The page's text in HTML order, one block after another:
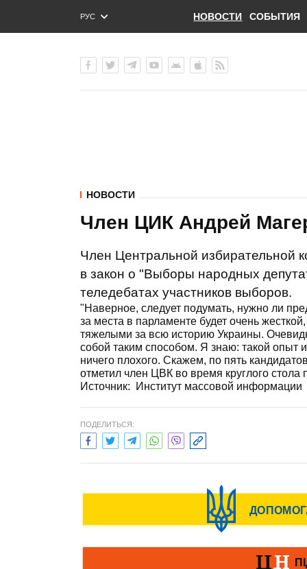
РУС
ENG
НОВОСТИ СОБЫТИЯ
НОВОСТИ
Член ЦИК Андрей
Член Центральной избирательной
в закон о "Выборы народных
теледебатах участников выборов.
"Наверное, следует подумать, нужно ли
за места в парламенте будет очень
тяжелыми за всю историю Украины.
собой таким способом. Я знаю: такой опыт
ничего плохого. Скажем, по пять
отметил член ЦВК во время круглого стола
Источник: Институт массовой информации
ПОДЕЛИТЬСЯ: